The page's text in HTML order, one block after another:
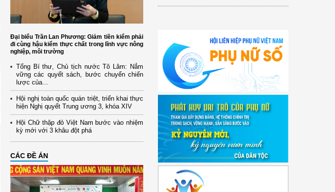
Đại biểu Trần Lan Phương: Giảm tiền kiểm phải
đi cùng hậu kiểm thực chất trong lĩnh vực nông
nghiệp, môi trường
Tổng Bí thư, Chủ tịch nước Tô Lâm: Nắm
vững các quyết sách, bước chuyển chiến
lược của...
Hội nghị toàn quốc quán triệt, triển khai thực
hiện Nghị quyết Trung ương 3, khóa XIV
Hội Chữ thập đỏ Việt Nam bước vào nhiệm
kỳ mới với 3 khâu đột phá
CÁC ĐỀ ÁN